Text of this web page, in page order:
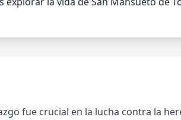
fue crucial en la lucha contra la